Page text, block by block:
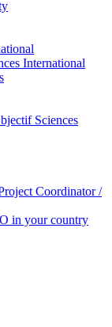
International
Sciences
Coordinator /
in your country